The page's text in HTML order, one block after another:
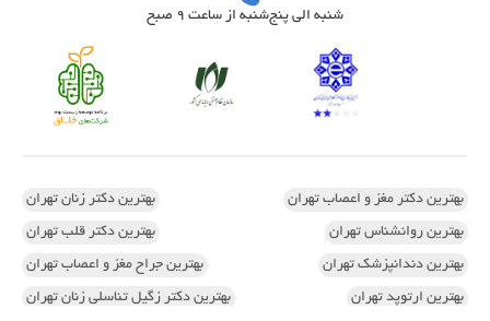
شنبه الی پنج‌شنبه از ساعت 9 صبح
بهترین دکتر مغز و اعصاب تهران بهترین دکتر زنان تهران
بهترین روانشناس تهران بهترین دکتر قلب تهران
بهترین دندانپزشک تهران بهترین جراح مغز و اعصاب تهران
بهترین ارتوپد تهران بهترین دکتر زگیل تناسلی زنان تهران